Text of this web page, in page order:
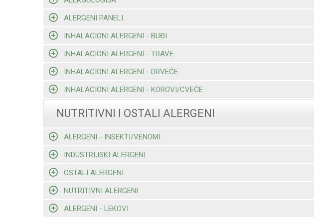
ALERGENI PANELI
INHALACIONI ALERGENI - BUĐI
INHALACIONI ALERGENI - TRAVE
INHALACIONI ALERGENI - DRVEĆE
INHALACIONI ALERGENI - KOROVI/CVEĆE
NUTRITIVNI I OSTALI ALERGENI
ALERGENI - INSEKTI/VENOMI
INDUSTRIJSKI ALERGENI
OSTALI ALERGENI
NUTRITIVNI ALERGENI
ALERGENI - LEKOVI